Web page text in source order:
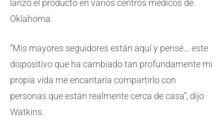
lanzó el producto en varios centros médicos de
Oklahoma.
“Mis mayores seguidores están aquí y pensé… este
dispositivo que ha cambiado tan profundamente mi
propia vida me encantaría compartirlo con
personas que están realmente cerca de casa”, dijo
Watkins.